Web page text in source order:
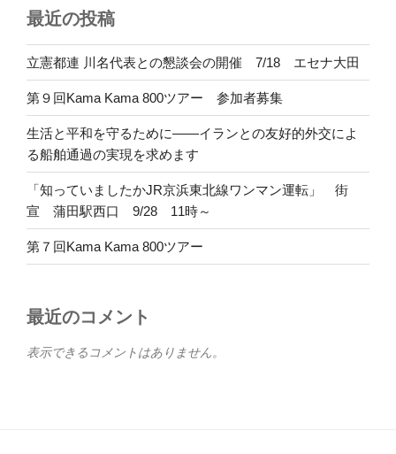
最近の投稿
立憲都連 川名代表との懇談会の開催 7/18 エセナ大田
第９回Kama Kama 800ツアー 参加者募集
生活と平和を守るために――イランとの友好的外交によ
る船舶通過の実現を求めます
「知っていましたかJR京浜東北線ワンマン運転」 街
宣 蒲田駅西口 9/28 11時～
第７回Kama Kama 800ツアー
最近のコメント
表示できるコメントはありません。